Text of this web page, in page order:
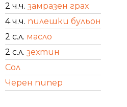
2 ч.ч. замразен грах
4 ч.ч. пилешки бульон
2 с.л. масло
2 с.л. зехтин
Сол
Черен пипер